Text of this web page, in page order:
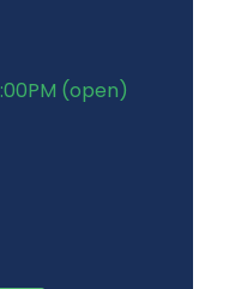
(open)